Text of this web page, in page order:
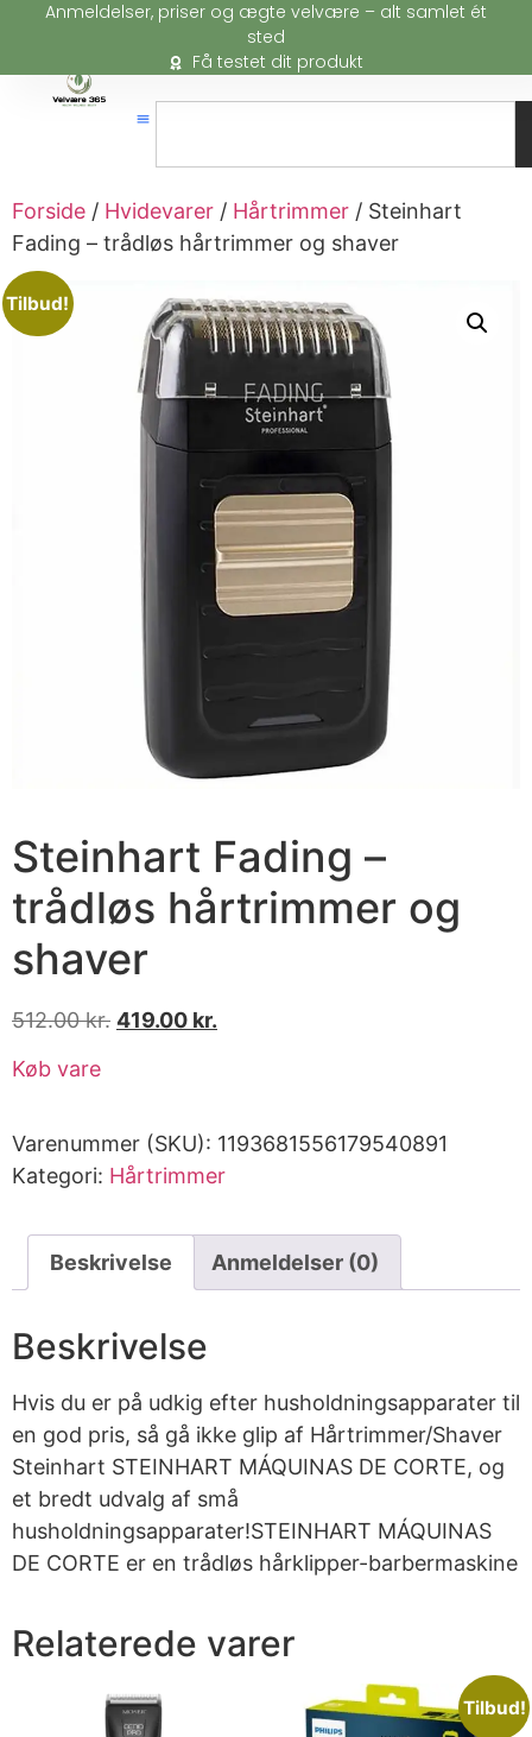
Anmeldelser, priser og ægte velvære – alt samlet ét
sted
Få testet dit produkt
Forside / Hvidevarer / Hårtrimmer / Steinhart
Fading – trådløs hårtrimmer og shaver
Tilbud!
Steinhart Fading –
trådløs hårtrimmer og
shaver
512.00kr. 419.00 kr.
Køb vare
Varenummer (SKU): 1193681556179540891
Kategori: Hårtrimmer
Beskrivelse Anmeldelser (0)
Beskrivelse
Hvis du er på udkig efter husholdningsapparater til
en god pris, så gå ikke glip af Hårtrimmer/Shaver
Steinhart STEINHART MÁQUINAS DE CORTE, og
et bredt udvalg af små
husholdningsapparater!STEINHART MÁQUINAS
DE CORTE er en trådløs hårklipper-barbermaskine
Relaterede varer
Tilbud!